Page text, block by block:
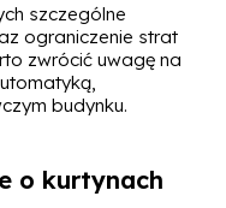
szczególne
ograniczenie strat
zwrócić uwagę na
budynku.
o kurtynach